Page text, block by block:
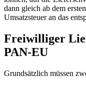
dann gleich ab dem
Umsatzsteuer an das
Freiwilliger
PAN-EU
Grundsätzlich müssen